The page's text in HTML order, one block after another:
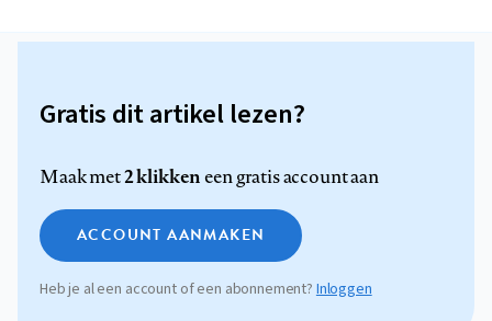
Gratis dit artikel lezen?
Maak met2 klikkeneen gratis account aan
ACCOUNT AANMAKEN
Heb je al een account of een abonnement? Inloggen